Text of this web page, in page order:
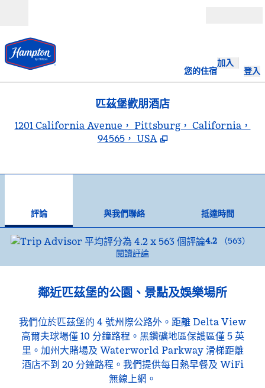
您的住宿
加入
登入
匹茲堡歡朋酒店
1201 California Avenue， Pittsburg， California，
94565， USA
評論 與我們聯絡
抵達時間
4.2 （563）
閱讀評論
鄰近匹茲堡的公園、景點及娛樂場所
我們位於匹茲堡的 4 號州際公路外。距離 Delta View
高爾夫球場僅 10 分鐘路程。黑鑽礦地區保護區僅 5 英
里。加州大賭場及 Waterworld Parkway 滑梯距離
酒店不到 20 分鐘路程。我們提供每日熱早餐及 WiFi
無線上網。